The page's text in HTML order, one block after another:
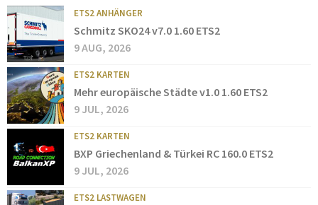
ETS2 ANHÄNGER
Schmitz SKO24 v7.0 1.60 ETS2
9 AUG, 2026
ETS2 KARTEN
Mehr europäische Städte v1.0 1.60 ETS2
9 JUL, 2026
ETS2 KARTEN
BXP Griechenland & Türkei RC 160.0 ETS2
9 JUL, 2026
ETS2 LASTWAGEN